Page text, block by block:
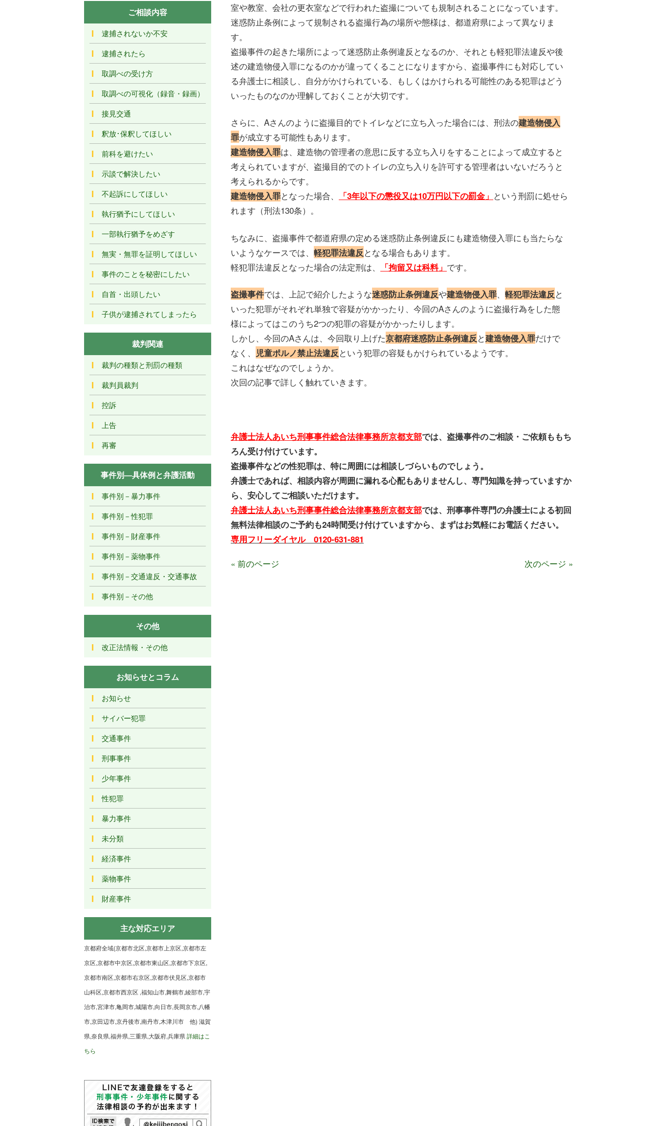
室や教室、会社の更衣室などで行われた盗撮についても規制されることになっています。
迷惑防止条例によって規制される盗撮行為の場所や態様は、都道府県によって異なりま
す。
盗撮事件の起きた場所によって迷惑防止条例違反となるのか、それとも軽犯罪法違反や後
述の建造物侵入罪になるのかが違ってくることになりますから、盗撮事件にも対応してい
る弁護士に相談し、自分がかけられている、もしくはかけられる可能性のある犯罪はどう
いったものなのか理解しておくことが大切です。
さらに、Aさんのように盗撮目的でトイレなどに立ち入った場合には、刑法の建造物侵入
罪が成立する可能性もあります。
建造物侵入罪は、建造物の管理者の意思に反する立ち入りをすることによって成立すると
考えられていますが、盗撮目的でのトイレの立ち入りを許可する管理者はいないだろうと
考えられるからです。
建造物侵入罪となった場合、 「3年以下の懲役又は10万円以下の罰金」 という刑罰に処せら
れます（刑法130条）。
ちなみに、盗撮事件で都道府県の定める迷惑防止条例違反にも建造物侵入罪にも当たらな
いようなケースでは、 軽犯罪法違反となる場合もあります。
軽犯罪法違反となった場合の法定刑は、
「拘留又は科料」 です。
盗撮事件では、上記で紹介したような迷惑防止条例違反や建造物侵入罪、 軽犯罪法違反と
いった犯罪がそれぞれ単独で容疑がかかったり、今回のAさんのように盗撮行為をした態
様によってはこのうち2つの犯罪の容疑がかかったりします。
しかし、今回のAさんは、今回取り上げた京都府迷惑防止条例違反と建造物侵入罪だけで
なく、
児童ポルノ禁止法違反という犯罪の容疑もかけられているようです。
これはなぜなのでしょうか。
次回の記事で詳しく触れていきます。
弁護士法人あいち刑事事件総合法律事務所京都支部では、盗撮事件のご相談・ご依頼ももち
ろん受け付けています。
盗撮事件などの性犯罪は、特に周囲には相談しづらいものでしょう。
弁護士であれば、相談内容が周囲に漏れる心配もありませんし、専門知識を持っていますか
ら、安心してご相談いただけます。
弁護士法人あいち刑事事件総合法律事務所京都支部では、刑事事件専門の弁護士による初回
無料法律相談のご予約も24時間受け付けていますから、まずはお気軽にお電話ください。
専用フリーダイヤル 0120-631-881
« 前のページ 次のページ »
ご相談内容
逮捕されないか不安
逮捕されたら
取調べの受け方
取調べの可視化（録音・録画）
接見交通
釈放･保釈してほしい
前科を避けたい
示談で解決したい
不起訴にしてほしい
執行猶予にしてほしい
一部執行猶予をめざす
無実・無罪を証明してほしい
事件のことを秘密にしたい
自首・出頭したい
子供が逮捕されてしまったら
裁判関連
裁判の種類と刑罰の種類
裁判員裁判
控訴
上告
再審
事件別―具体例と弁護活動
事件別－暴力事件
事件別－性犯罪
事件別－財産事件
事件別－薬物事件
事件別－交通違反・交通事故
事件別－その他
その他
改正法情報・その他
お知らせとコラム
お知らせ
サイバー犯罪
交通事件
刑事事件
少年事件
性犯罪
暴力事件
未分類
経済事件
薬物事件
財産事件
主な対応エリア
京都府全域(京都市北区,京都市上京区,京都市左
京区,京都市中京区,京都市東山区,京都市下京区,
京都市南区,京都市右京区,京都市伏見区,京都市
山科区,京都市西京区 ,福知山市,舞鶴市,綾部市,宇
治市,宮津市,亀岡市,城陽市,向日市,長岡京市,八幡
市,京田辺市,京丹後市,南丹市,木津川市 他) 滋賀
県,奈良県,福井県,三重県,大阪府,兵庫県 詳細はこ
ちら